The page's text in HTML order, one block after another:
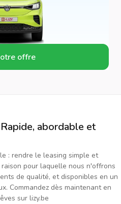
offre
abordable et
: rendre le leasing simple et
pour laquelle nous n'offrons
de qualité, et disponibles en un
Commandez dès maintenant en
sur lizy.be